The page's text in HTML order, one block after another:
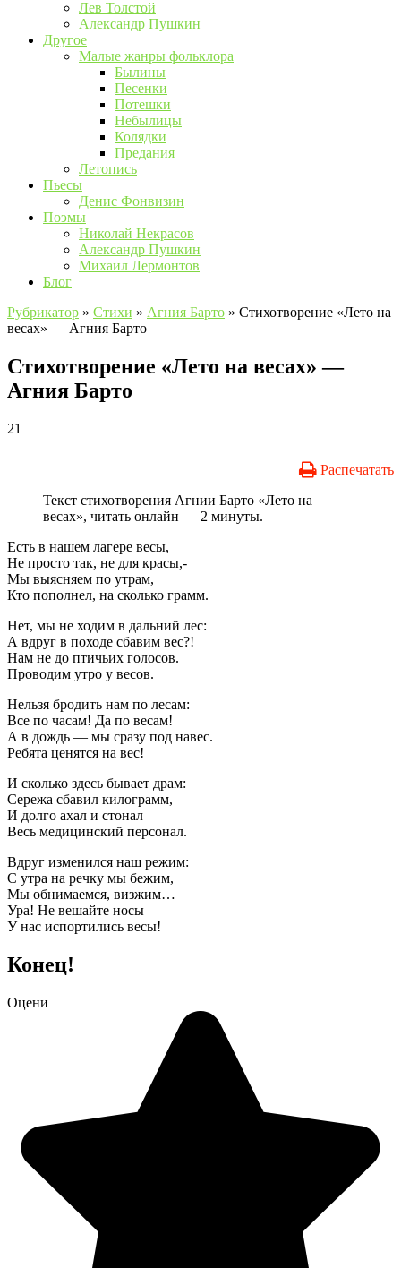
Лев Толстой
Александр Пушкин
Другое
Малые жанры фольклора
Былины
Песенки
Потешки
Небылицы
Колядки
Предания
Летопись
Пьесы
Денис Фонвизин
Поэмы
Николай Некрасов
Александр Пушкин
Михаил Лермонтов
Блог
Рубрикатор » Стихи » Агния Барто » Стихотворение «Лето на
весах» — Агния Барто
Стихотворение «Лето на весах» —
Агния Барто
21
Распечатать
Текст стихотворения Агнии Барто «Лето на
весах», читать онлайн — 2 минуты.
Есть в нашем лагере весы,
Не просто так, не для красы,-
Мы выясняем по утрам,
Кто пополнел, на сколько грамм.
Нет, мы не ходим в дальний лес:
А вдруг в походе сбавим вес?!
Нам не до птичьих голосов.
Проводим утро у весов.
Нельзя бродить нам по лесам:
Все по часам! Да по весам!
А в дождь — мы сразу под навес.
Ребята ценятся на вес!
И сколько здесь бывает драм:
Сережа сбавил килограмм,
И долго ахал и стонал
Весь медицинский персонал.
Вдруг изменился наш режим:
С утра на речку мы бежим,
Мы обнимаемся, визжим…
Ура! Не вешайте носы —
У нас испортились весы!
Конец!
Оцени